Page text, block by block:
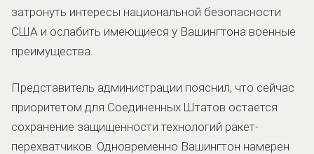
затронуть интересы национальной безопасности
США и ослабить имеющиеся у Вашингтона военные
преимущества.
Представитель администрации пояснил, что сейчас
приоритетом для Соединенных Штатов остается
сохранение защищенности технологий ракет-
перехватчиков. Одновременно Вашингтон намерен